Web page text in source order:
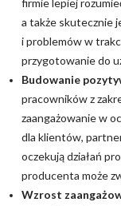
firmie lepiej
a także skutecznie
i problemów w
przygotowanie do
Budowanie
pracowników z
zaangażowanie w
dla klientów,
oczekują działań
producenta może
Wzrost